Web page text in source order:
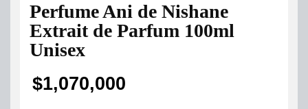
Perfume Ani de Nishane
Extrait de Parfum 100ml
Unisex
$1,070,000